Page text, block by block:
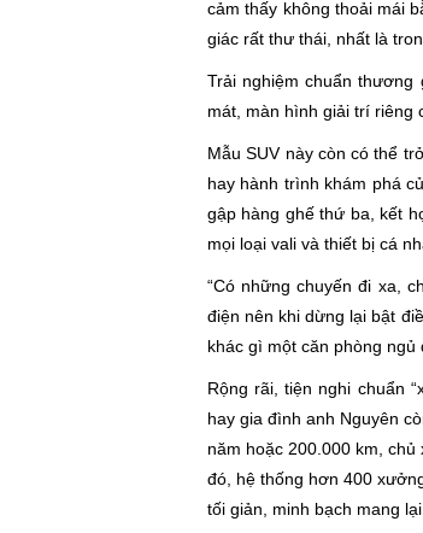
cảm thấy không thoải mái
giác rất thư thái, nhất là
Trải nghiệm chuẩn thương
mát, màn hình giải trí riêng
Mẫu SUV này còn có thể
hay hành trình khám phá
gập hàng ghế thứ ba, kết
mọi loại vali và thiết bị cá
“Có những chuyến đi xa,
điện nên khi dừng lại bật
khác gì một căn phòng ngủ
Rộng rãi, tiện nghi chuẩn
hay gia đình anh Nguyên
năm hoặc 200.000 km,
đó, hệ thống hơn 400
tối giản, minh bạch mang